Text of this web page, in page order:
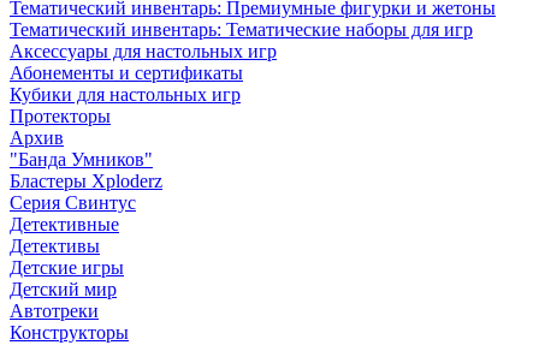
Тематический инвентарь: Премиумные фигурки и жетоны
Тематический инвентарь: Тематические наборы для игр
Аксессуары для настольных игр
Абонементы и сертификаты
Кубики для настольных игр
Протекторы
Архив
"Банда Умников"
Бластеры Xploderz
Cерия Свинтус
Детективные
Детективы
Детские игры
Детский мир
Автотреки
Конструкторы